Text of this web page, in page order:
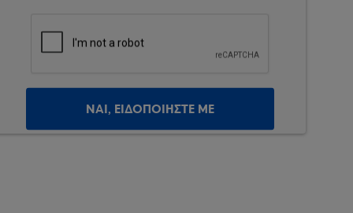
ΝΑΙ, ΕΙΔΟΠΟΙΗΣΤΕ ΜΕ